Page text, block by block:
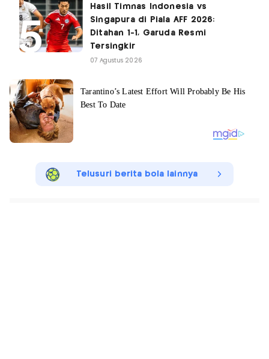
Hasil Timnas Indonesia vs
Singapura di Piala AFF 2026:
Ditahan 1-1, Garuda Resmi
Tersingkir
07 Agustus 2026
Telusuri berita bola lainnya